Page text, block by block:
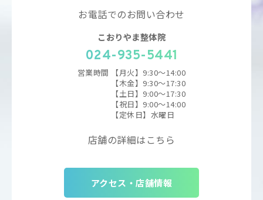
お電話でのお問い合わせ
こおりやま整体院
024-935-5441
営業時間
【月火】9:30～14:00
【木金】9:30〜17:30
【土日】9:00〜17:30
【祝日】9:00〜14:00
【定休日】水曜日
店舗の詳細はこちら
アクセス・店舗情報